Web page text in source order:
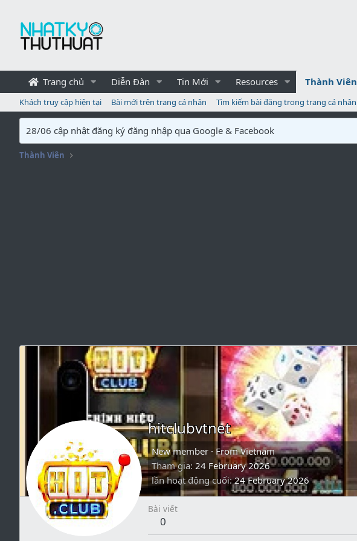
Trang chủ Diễn Đàn Tin Mới Resources Thành Viên
Khách truy cập hiện tại Bài mới trên trang cá nhân Tìm kiếm bài đăng trong trang cá nhân
28/06 cập nhật đăng ký đăng nhập qua Google & Facebook
Thành Viên
hitclubvtnet
New member · FromVietnam
Tham gia 24 February 2026
lần hoạt động cuối 24 February 2026
Bài viết
0